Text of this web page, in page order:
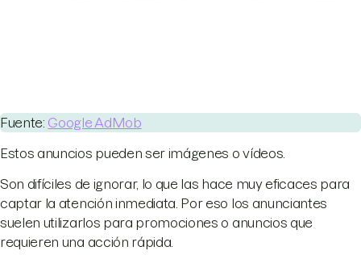
Fuente: Google AdMob
Estos anuncios pueden ser imágenes o vídeos.
Son difíciles de ignorar, lo que las hace muy eficaces para
captar la atención inmediata. Por eso los anunciantes
suelen utilizarlos para promociones o anuncios que
requieren una acción rápida.